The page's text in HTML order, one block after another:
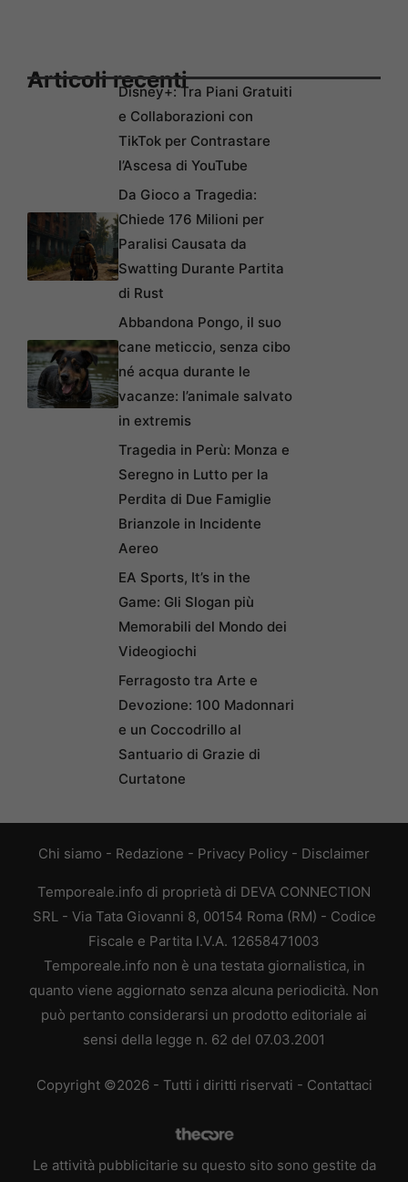
Articoli recentiDisney+: Tra Piani Gratuiti
e Collaborazioni con
TikTok per Contrastare
l’Ascesa di YouTube
Da Gioco a Tragedia:
Chiede 176 Milioni per
Paralisi Causata da
Swatting Durante Partita
di Rust
Abbandona Pongo, il suo
cane meticcio, senza cibo
né acqua durante le
vacanze: l’animale salvato
in extremis
Tragedia in Perù: Monza e
Seregno in Lutto per la
Perdita di Due Famiglie
Brianzole in Incidente
Aereo
EA Sports, It’s in the
Game: Gli Slogan più
Memorabili del Mondo dei
Videogiochi
Ferragosto tra Arte e
Devozione: 100 Madonnari
e un Coccodrillo al
Santuario di Grazie di
Curtatone
Chi siamo - Redazione - Privacy Policy - Disclaimer
Temporeale.info di proprietà di DEVA CONNECTION
SRL - Via Tata Giovanni 8, 00154 Roma (RM) - Codice
Fiscale e Partita I.V.A. 12658471003
Temporeale.info non è una testata giornalistica, in
quanto viene aggiornato senza alcuna periodicità. Non
può pertanto considerarsi un prodotto editoriale ai
sensi della legge n. 62 del 07.03.2001
Copyright ©2026 - Tutti i diritti riservati - Contattaci
Le attività pubblicitarie su questo sito sono gestite da